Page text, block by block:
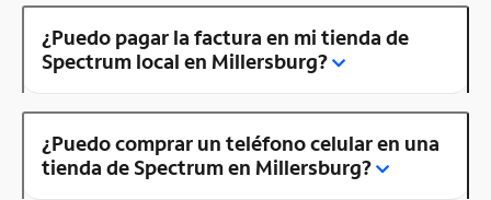
¿Puedo pagar la factura en mi tienda de
Spectrum local en Millersburg?
¿Puedo comprar un teléfono celular en una
tienda de Spectrum en Millersburg?